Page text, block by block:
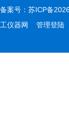
备案号： 苏ICP备
工仪器网
管理登陆